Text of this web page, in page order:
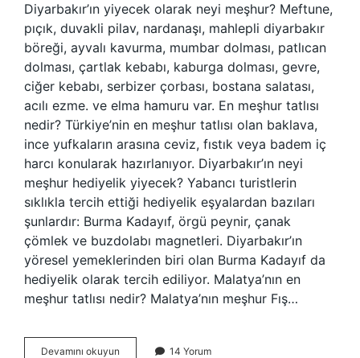
Diyarbakır’ın yiyecek olarak neyi meşhur? Meftune,
pıçık, duvakli pilav, nardanaşı, mahlepli diyarbakır
böreği, ayvalı kavurma, mumbar dolması, patlıcan
dolması, çartlak kebabı, kaburga dolması, gevre,
ciğer kebabı, serbizer çorbası, bostana salatası,
acılı ezme. ve elma hamuru var. En meşhur tatlısı
nedir? Türkiye’nin en meşhur tatlısı olan baklava,
ince yufkaların arasına ceviz, fıstık veya badem iç
harcı konularak hazırlanıyor. Diyarbakır’ın neyi
meşhur hediyelik yiyecek? Yabancı turistlerin
sıklıkla tercih ettiği hediyelik eşyalardan bazıları
şunlardır: Burma Kadayıf, örgü peynir, çanak
çömlek ve buzdolabı magnetleri. Diyarbakır’ın
yöresel yemeklerinden biri olan Burma Kadayıf da
hediyelik olarak tercih ediliyor. Malatya’nın en
meşhur tatlısı nedir? Malatya’nın meşhur Fış…
Devamını okuyun Diyarbakır 14 Yorum